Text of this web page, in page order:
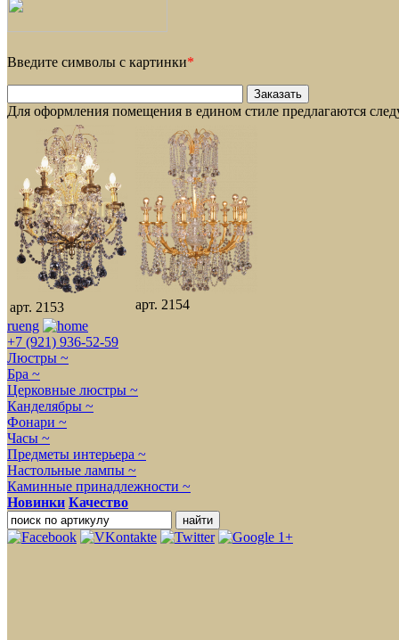
Введите символы с картинки*
Для оформления помещения в едином стиле предлагаются
арт. 2153
арт. 2154
rueng
+7 (921) 936-52-59
Люстры ~
Бра ~
Церковные люстры ~
Канделябры ~
Фонари ~
Часы ~
Предметы интерьера ~
Настольные лампы ~
Каминные принадлежности ~
Новинки Качество